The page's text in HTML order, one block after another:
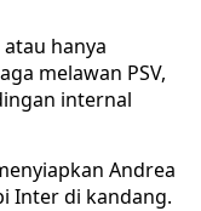
hanya
melawan PSV,
internal
Andrea
Inter di kandang.